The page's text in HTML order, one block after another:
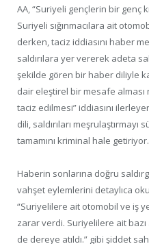
AA, “Suriyeli gençlerin bir genç
Suriyeli sığınmacılara ait
derken, taciz iddiasını haber
saldırılara yer vererek adeta
şekilde gören bir haber diliyle
dair eleştirel bir mesafe alması
taciz edilmesi” iddiasını
dili, saldırıları
tamamını kriminal hale getiriyor.
Haberin sonlarına doğru
vahşet eylemlerini detaylıca
“Suriyelilere ait otomobil ve iş
zarar verdi. Suriyelilere ait
de dereye atıldı.” gibi şiddet